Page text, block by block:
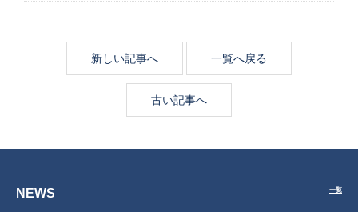
新しい記事へ 一覧へ戻る
古い記事へ
NEWS 一覧